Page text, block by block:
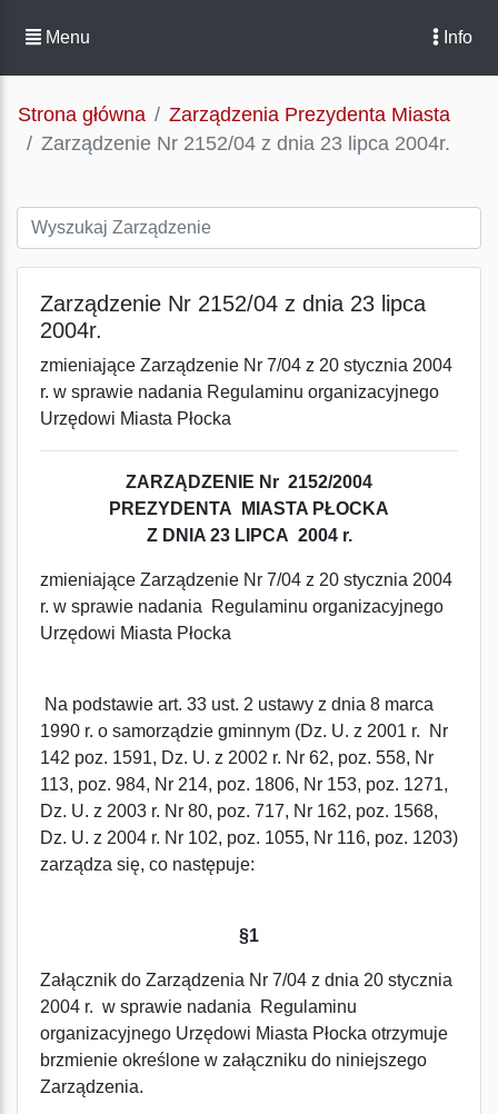
Menu Info
Strona główna
Zarządzenia Prezydenta Miasta
Zarządzenie Nr 2152/04 z dnia 23 lipca 2004r.
Zarządzenie Nr 2152/04 z dnia 23 lipca
2004r.
zmieniające Zarządzenie Nr 7/04 z 20 stycznia 2004
r. w sprawie nadania Regulaminu organizacyjnego
Urzędowi Miasta Płocka
ZARZĄDZENIE Nr 2152/2004
PREZYDENTA MIASTA PŁOCKA
Z DNIA 23 LIPCA 2004 r.
zmieniające Zarządzenie Nr 7/04 z 20 stycznia 2004
r. w sprawie nadania Regulaminu organizacyjnego
Urzędowi Miasta Płocka
Na podstawie art. 33 ust. 2 ustawy z dnia 8 marca
1990 r. o samorządzie gminnym (Dz. U. z 2001 r. Nr
142 poz. 1591, Dz. U. z 2002 r. Nr 62, poz. 558, Nr
113, poz. 984, Nr 214, poz. 1806, Nr 153, poz. 1271,
Dz. U. z 2003 r. Nr 80, poz. 717, Nr 162, poz. 1568,
Dz. U. z 2004 r. Nr 102, poz. 1055, Nr 116, poz. 1203)
zarządza się, co następuje:
§1
Załącznik do Zarządzenia Nr 7/04 z dnia 20 stycznia
2004 r. w sprawie nadania Regulaminu
organizacyjnego Urzędowi Miasta Płocka otrzymuje
brzmienie określone w załączniku do niniejszego
Zarządzenia.